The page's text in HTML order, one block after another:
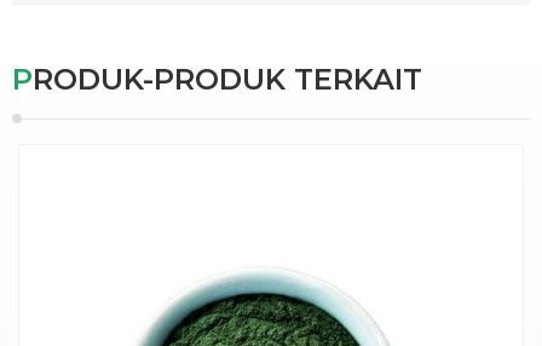
PRODUK-PRODUK TERKAIT